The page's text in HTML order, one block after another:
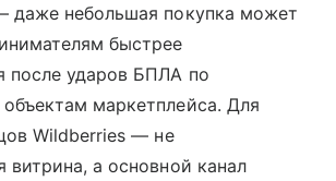
даже небольшая покупка может
быстрее
после ударов БПЛА по
маркетплейса. Для
Wildberries — не
витрина, а основной канал